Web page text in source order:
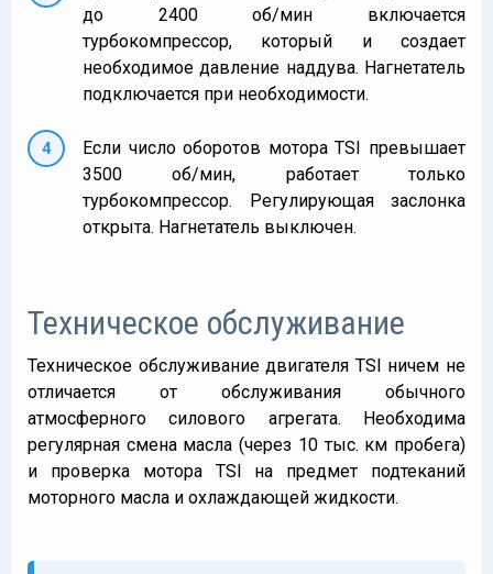
до 2400 об/мин включается
турбокомпрессор, который и создает
необходимое давление наддува. Нагнетатель
подключается при необходимости.
Если число оборотов мотора TSI превышает
3500 об/мин, работает только
турбокомпрессор. Регулирующая заслонка
открыта. Нагнетатель выключен.
Техническое обслуживание
Техническое обслуживание двигателя TSI ничем не
отличается от обслуживания обычного
атмосферного силового агрегата. Необходима
регулярная смена масла (через 10 тыс. км пробега)
и проверка мотора TSI на предмет подтеканий
моторного масла и охлаждающей жидкости.